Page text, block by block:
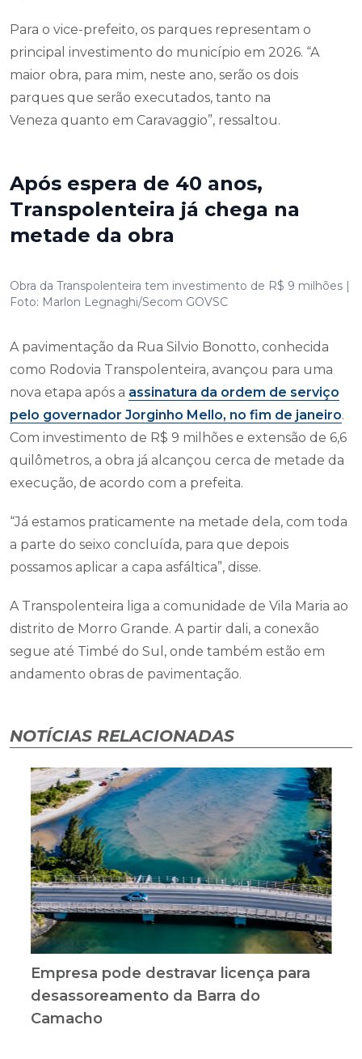
Para o vice-prefeito, os parques representam o
principal investimento do município em 2026. “A
maior obra, para mim, neste ano, serão os dois
parques que serão executados, tanto na
Veneza quanto em Caravaggio”, ressaltou.
Após espera de 40 anos,
Transpolenteira já chega na
metade da obra
Obra da Transpolenteira tem investimento de R$ 9 milhões |
Foto: Marlon Legnaghi/Secom GOVSC
A pavimentação da Rua Silvio Bonotto, conhecida
como Rodovia Transpolenteira, avançou para uma
nova etapa após a assinatura da ordem de serviço
pelo governador Jorginho Mello, no fim de janeiro.
Com investimento de R$ 9 milhões e extensão de 6,6
quilômetros, a obra já alcançou cerca de metade da
execução, de acordo com a prefeita.
“Já estamos praticamente na metade dela, com toda
a parte do seixo concluída, para que depois
possamos aplicar a capa asfáltica”, disse.
A Transpolenteira liga a comunidade de Vila Maria ao
distrito de Morro Grande. A partir dali, a conexão
segue até Timbé do Sul, onde também estão em
andamento obras de pavimentação.
NOTÍCIAS RELACIONADAS
Empresa pode destravar licença para
desassoreamento da Barra do
Camacho